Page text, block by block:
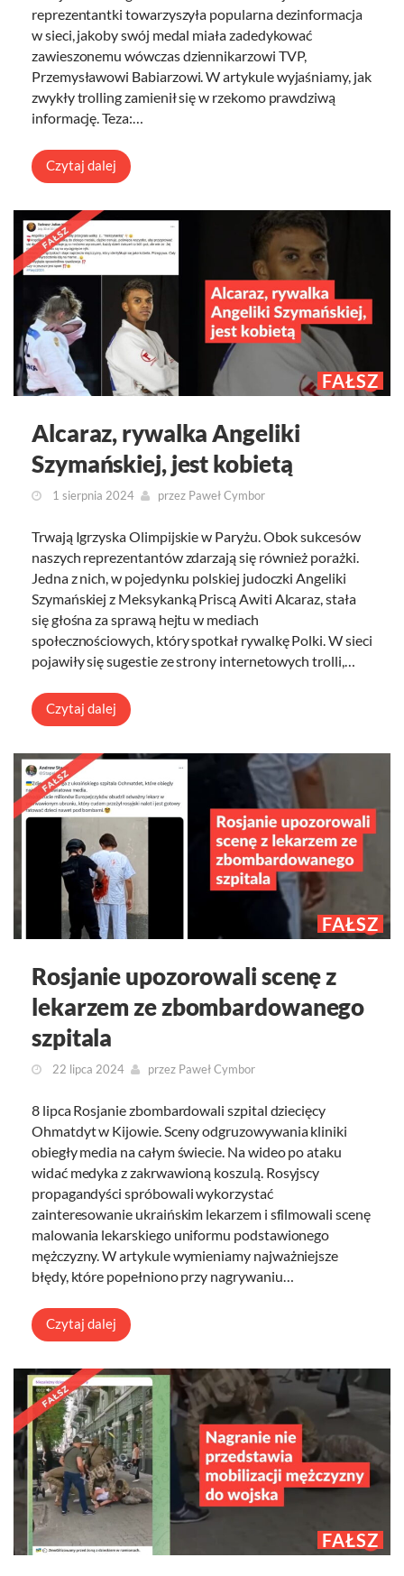
reprezentantki towarzyszyła popularna dezinformacja
w sieci, jakoby swój medal miała zadedykować
zawieszonemu wówczas dziennikarzowi TVP,
Przemysławowi Babiarzowi. W artykule wyjaśniamy, jak
zwykły trolling zamienił się w rzekomo prawdziwą
informację. Teza:…
Czytaj dalej
FAŁSZ
Alcaraz, rywalka Angeliki
Szymańskiej, jest kobietą
1 sierpnia 2024 przez Paweł Cymbor
Trwają Igrzyska Olimpijskie w Paryżu. Obok sukcesów
naszych reprezentantów zdarzają się również porażki.
Jedna z nich, w pojedynku polskiej judoczki Angeliki
Szymańskiej z Meksykanką Priscą Awiti Alcaraz, stała
się głośna za sprawą hejtu w mediach
społecznościowych, który spotkał rywalkę Polki. W sieci
pojawiły się sugestie ze strony internetowych trolli,…
Czytaj dalej
FAŁSZ
Rosjanie upozorowali scenę z
lekarzem ze zbombardowanego
szpitala
22 lipca 2024 przez Paweł Cymbor
8 lipca Rosjanie zbombardowali szpital dziecięcy
Ohmatdyt w Kijowie. Sceny odgruzowywania kliniki
obiegły media na całym świecie. Na wideo po ataku
widać medyka z zakrwawioną koszulą. Rosyjscy
propagandyści spróbowali wykorzystać
zainteresowanie ukraińskim lekarzem i sfilmowali scenę
malowania lekarskiego uniformu podstawionego
mężczyzny. W artykule wymieniamy najważniejsze
błędy, które popełniono przy nagrywaniu…
Czytaj dalej
FAŁSZ